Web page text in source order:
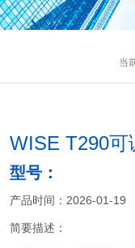
当
WISE T290可
型号：
产品时间：2026-01-19
简要描述：